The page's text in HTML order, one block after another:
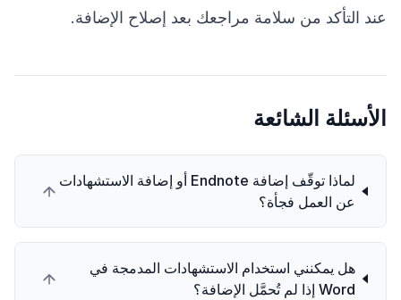
عند التأكد من سلامة مراجعك بعد إصلاح الإضافة.
الأسئلة الشائعة
لماذا توقّف إضافة Endnote أو إضافة الاستشهادات
عن العمل فجأة؟
هل يمكنني استخدام الاستشهادات المدمجة في
Word إذا لم تُحمَّل الإضافة؟